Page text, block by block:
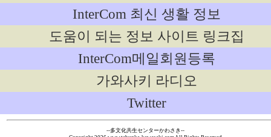
InterCom 최신 생활 정보
도움이 되는 정보 사이트 링크집
InterCom메일회원등록
가와사키 라디오
Twitter
--多文化共生センターかわさき--